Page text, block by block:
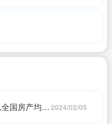
国房产均价 2024/02/05